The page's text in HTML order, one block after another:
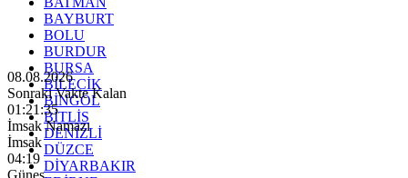
BAYBURT
BOLU
BURDUR
BURSA
BİLECİK
BİNGÖL
BİTLİS
DENİZLİ
DÜZCE
DİYARBAKIR
08.08.2026
Sonraki Vakte Kalan
01:21:33
İmsak Namazı
İmsak
04:19
Güneş